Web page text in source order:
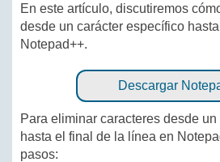
En este artículo, discutiremos
desde un carácter específico
Notepad++.
Descargar
Para eliminar caracteres desde
hasta el final de la línea en
pasos: